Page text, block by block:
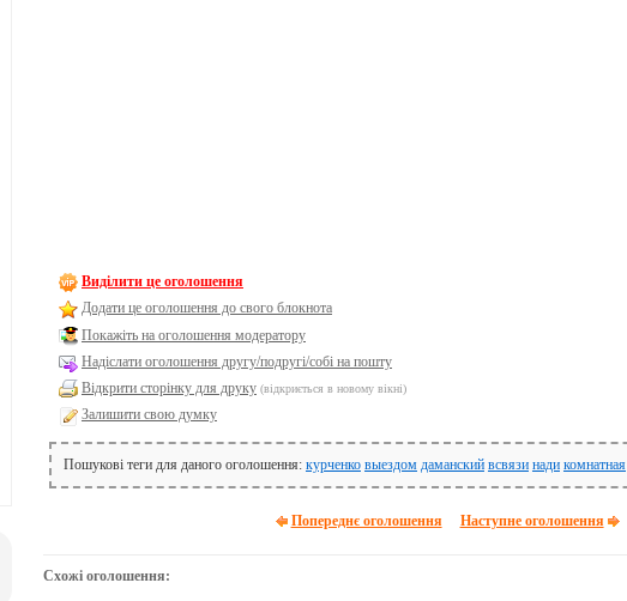
Виділити це оголошення
Додати це оголошення до свого блокнота
Покажіть на оголошення модератору
Надіслати оголошення другу/подругі/собі на пошту
Відкрити сторінку для друку (відкриється в новому вікні)
Залишити свою думку
Пошукові теги для даного оголошення: курченко выездом даманский всвязи нади комнатная
Попереднє оголошення Наступне оголошення
Схожі оголошення: